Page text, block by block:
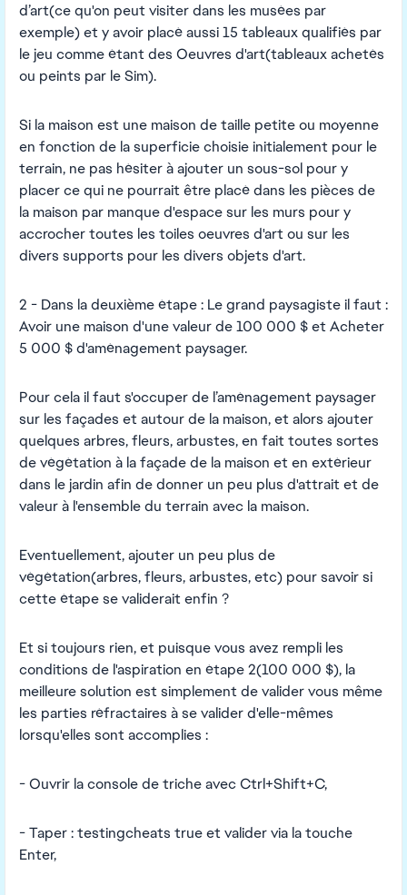
d’art(ce qu'on peut visiter dans les musées par
exemple) et y avoir placé aussi 15 tableaux qualifiés par
le jeu comme étant des Oeuvres d'art(tableaux achetés
ou peints par le Sim).
Si la maison est une maison de taille petite ou moyenne
en fonction de la superficie choisie initialement pour le
terrain, ne pas hésiter à ajouter un sous-sol pour y
placer ce qui ne pourrait être placé dans les pièces de
la maison par manque d'espace sur les murs pour y
accrocher toutes les toiles oeuvres d'art ou sur les
divers supports pour les divers objets d'art.
2 - Dans la deuxième étape : Le grand paysagiste il faut :
Avoir une maison d'une valeur de 100 000 $ et Acheter
5 000 $ d'aménagement paysager.
Pour cela il faut s'occuper de l’aménagement paysager
sur les façades et autour de la maison, et alors ajouter
quelques arbres, fleurs, arbustes, en fait toutes sortes
de végétation à la façade de la maison et en extérieur
dans le jardin afin de donner un peu plus d'attrait et de
valeur à l'ensemble du terrain avec la maison.
Eventuellement, ajouter un peu plus de
végétation(arbres, fleurs, arbustes, etc) pour savoir si
cette étape se validerait enfin ?
Et si toujours rien, et puisque vous avez rempli les
conditions de l'aspiration en étape 2(100 000 $), la
meilleure solution est simplement de valider vous même
les parties réfractaires à se valider d'elle-mêmes
lorsqu'elles sont accomplies :
- Ouvrir la console de triche avec Ctrl+Shift+C,
- Taper : testingcheats true et valider via la touche
Enter,